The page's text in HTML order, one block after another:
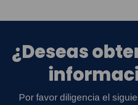
¿Deseas
Por favor diligencia el